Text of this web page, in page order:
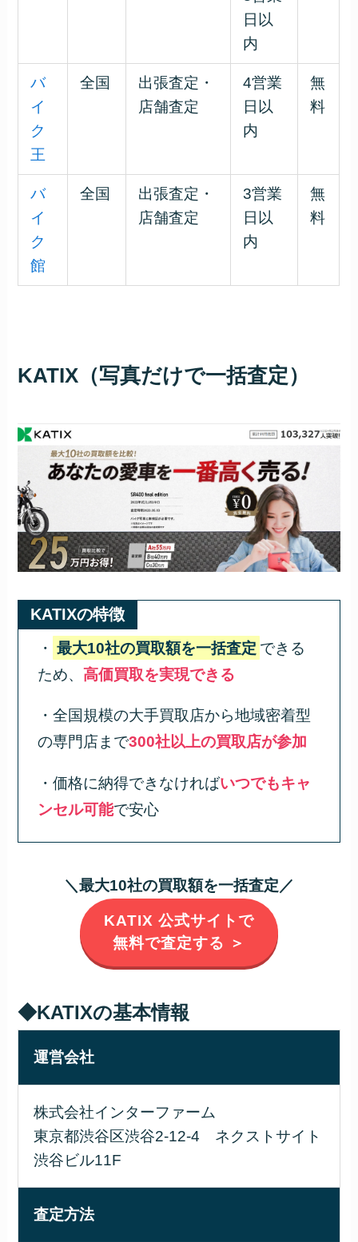
日以
内
バ
イ
ク
王
全国
出張査定・
店舗査定
4営業
日以
内
無
料
バ
イ
ク
館
全国
出張査定・
店舗査定
3営業
日以
内
無
料
KATIX（写真だけで一括査定）
KATIXの特徴
・ 最大10社の買取額を一括査定 できる
ため、 高価買取を実現できる
・全国規模の大手買取店から地域密着型
の専門店まで300社以上の買取店が参加
・価格に納得できなければいつでもキャ
ンセル可能で安心
＼最大10社の買取額を一括査定／
KATIX 公式サイトで
無料で査定する ＞
◆KATIXの基本情報
運営会社
株式会社インターファーム
東京都渋谷区渋谷2-12-4 ネクストサイト
渋谷ビル11F
査定方法